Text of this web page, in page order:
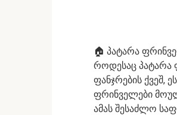
🏠 პატარა
როდესაც პატარა
ფანჯრების ქვეშ,
ფრინველები
ამას შესაძლო